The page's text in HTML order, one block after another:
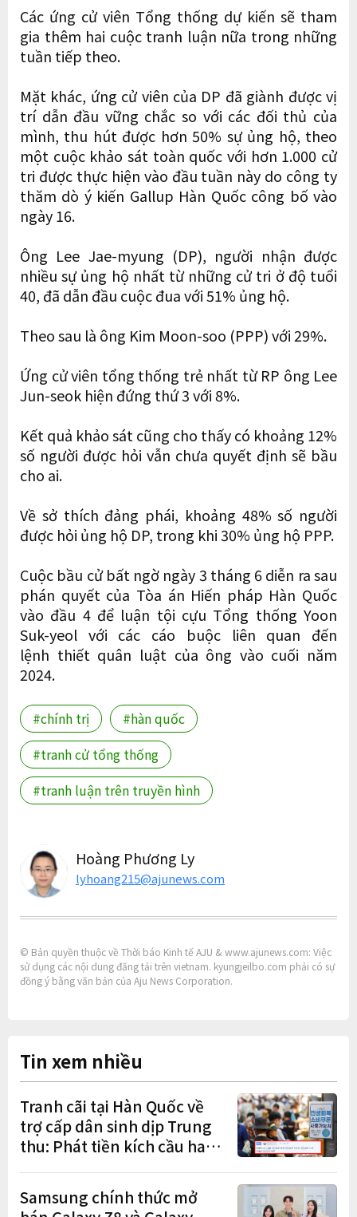
Các ứng cử viên Tổng thống dự kiến ​​sẽ tham
gia thêm hai cuộc tranh luận nữa trong những
tuần tiếp theo.
Mặt khác, ứng cử viên của DP đã giành được vị
trí dẫn đầu vững chắc so với các đối thủ của
mình, thu hút được hơn 50% sự ủng hộ, theo
một cuộc khảo sát toàn quốc với hơn 1.000 cử
tri được thực hiện vào đầu tuần này do công ty
thăm dò ý kiến ​​Gallup Hàn Quốc công bố vào
ngày 16.
Ông Lee Jae-myung (DP), người nhận được
nhiều sự ủng hộ nhất từ ​​những cử tri ở độ tuổi
40, đã dẫn đầu cuộc đua với 51% ủng hộ.
Theo sau là ông Kim Moon-soo (PPP) với 29%.
Ứng cử viên tổng thống trẻ nhất từ ​​RP ông Lee
Jun-seok hiện đứng thứ 3 với 8%.
Kết quả khảo sát cũng cho thấy có khoảng 12%
số người được hỏi vẫn chưa quyết định sẽ bầu
cho ai.
Về sở thích đảng phái, khoảng 48% số người
được hỏi ủng hộ DP, trong khi 30% ủng hộ PPP.
Cuộc bầu cử bất ngờ ngày 3 tháng 6 diễn ra sau
phán quyết của Tòa án Hiến pháp Hàn Quốc
vào đầu 4 để luận tội cựu Tổng thống Yoon
Suk-yeol với các cáo buộc liên quan đến
lệnh thiết quân luật của ông vào cuối năm
2024.
#chính trị
#hàn quốc
#tranh cử tổng thống
#tranh luận trên truyền hình
Hoàng Phương Ly
lyhoang215@ajunews.com
© Bản quyền thuộc về Thời báo Kinh tế AJU & www.ajunews.com: Việc
sử dụng các nội dung đăng tải trên vietnam. kyungjeilbo.com phải có sự
đồng ý bằng văn bản của Aju News Corporation.
Tin xem nhiều
Tranh cãi tại Hàn Quốc về
trợ cấp dân sinh dịp Trung
thu: Phát tiền kích cầu hay
Samsung chính thức mở